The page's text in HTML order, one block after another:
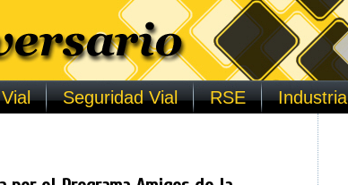
Seguridad Vial RSE Industria